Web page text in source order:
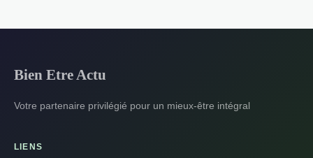
Bien Etre Actu
Votre partenaire privilégié pour un mieux-être intégral
LIENS